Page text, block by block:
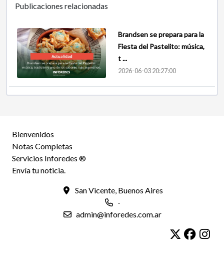
Publicaciones relacionadas
Brandsen se prepara para la
Fiesta del Pastelito: música,
t ...
2026-06-03 20:27:00
Bienvenidos
Notas Completas
Servicios Inforedes ®
Envía tu noticia.
San Vicente, Buenos Aires
-
admin@inforedes.com.ar